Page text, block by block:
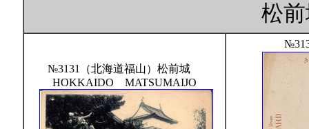
松前
№3131（北海道福山）松前城
HOKKAIDO MATSUMAIJO